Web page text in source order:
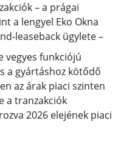
– a prágai
a lengyel Eko Okna
leaseback ügylete –
vegyes funkciójú
a gyártáshoz kötődő
az árak piaci szinten
a tranzakciók
2026 elejének piaci